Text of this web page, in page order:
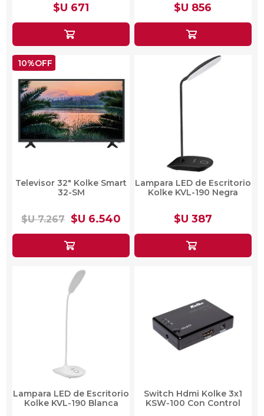
$U 671 $U 856
10%OFF
Televisor 32" Kolke Smart
32-SM
$U 7.267 $U 6.540
Lampara LED de Escritorio
Kolke KVL-190 Negra
$U 387
Lampara LED de Escritorio
Kolke KVL-190 Blanca
Switch Hdmi Kolke 3x1
KSW-100 Con Control